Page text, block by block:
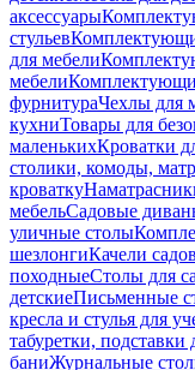
аксессуары
стульев
для мебели
мебели
фурнитураЧехлы для
кухниТовары для
маленькихКроватки
столики, комоды,
кроватку
мебельСадовые
уличные столы
шезлонгиКачели
походныеСтолы для
детскиеПисьменные
кресла и стулья для
табуретки, подставки
баниЖурнальные